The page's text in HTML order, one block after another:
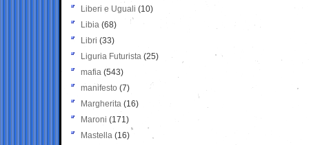
Liberi e Uguali (10)
Libia (68)
Libri (33)
Liguria Futurista (25)
mafia (543)
manifesto (7)
Margherita (16)
Maroni (171)
Mastella (16)